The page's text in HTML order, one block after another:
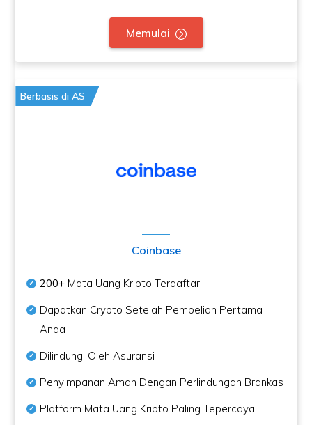
Memulai
Berbasis di AS
Coinbase
200+ Mata Uang Kripto Terdaftar
Dapatkan Crypto Setelah Pembelian Pertama
Anda
Dilindungi Oleh Asuransi
Penyimpanan Aman Dengan Perlindungan Brankas
Platform Mata Uang Kripto Paling Tepercaya